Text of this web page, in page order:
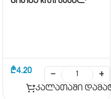
₾4.20 −
+
კალათაში